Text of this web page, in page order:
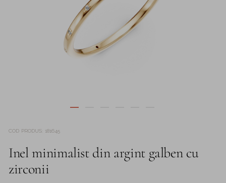
COD PRODUS 181645
Inel minimalist din argint galben cu
zirconii